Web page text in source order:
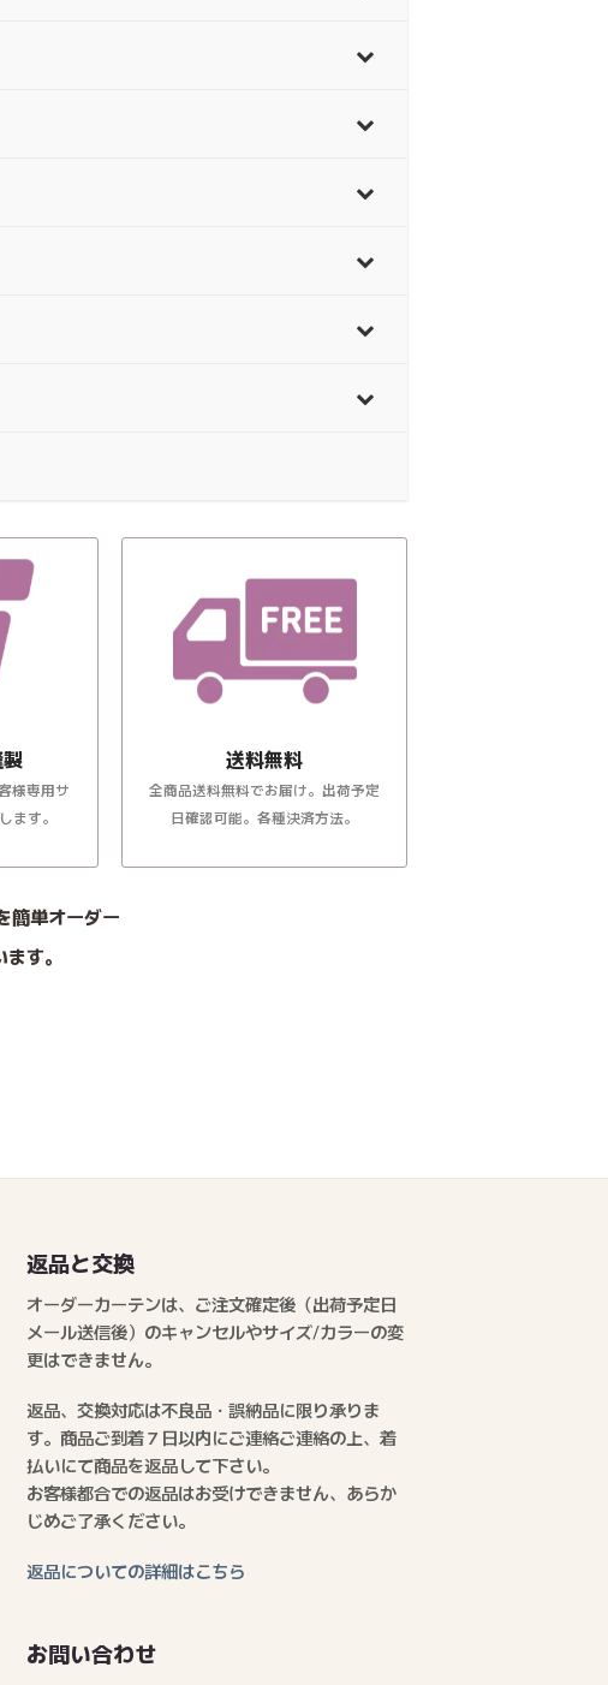
様専用サ
ます。
送料無料
全商品送料無料でお届け。出荷予定
日確認可能。各種決済方法。
簡単オーダー
す。
返品と交換
オーダーカーテンは、ご注文確定後（出荷予定日
メール送信後）のキャンセルやサイズ/カラーの変
更はできません。
返品、交換対応は不良品・誤納品に限り承りま
す。商品ご到着７日以内にご連絡ご連絡の上、着
払いにて商品を返品して下さい。
お客様都合での返品はお受けできません、あらか
じめご了承ください。
返品についての詳細はこちら
お問い合わせ